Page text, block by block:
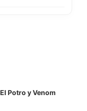
Potro y Venom